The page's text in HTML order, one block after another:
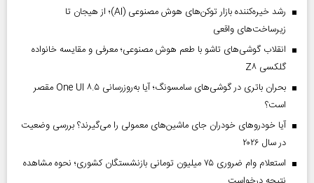
رشد خیره‌کننده بازار توکن‌های هوش مصنوعی (AI)؛ از هیجان تا
زیرساخت‌های واقعی
انقلاب گوشی‌های تاشو‌ با طعم هوش مصنوعی؛ معرفی و مقایسه خانواده
گلکسی Z۸
بحران باتری در گوشی‌های سامسونگ؛ آیا به‌روزرسانی One UI ۸.۵ مقصر
است؟
آیا خودروهای خودران جای ماشین‌های معمولی را می‌گیرند؟ بررسی وضعیت
در سال ۲۰۲۶
استعلام وام ضروری ۷۵ میلیون تومانی بازنشستگان کشوری؛ نحوه مشاهده